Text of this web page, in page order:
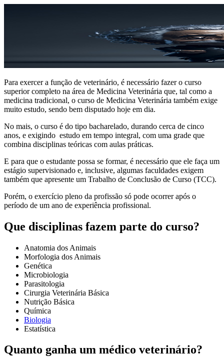
Para exercer a função de veterinário, é necessário fazer o curso
superior completo na área de Medicina Veterinária que, tal como a
medicina tradicional, o curso de Medicina Veterinária também exige
muito estudo, sendo bem disputado hoje em dia.
No mais, o curso é do tipo bacharelado, durando cerca de cinco
anos, e exigindo estudo em tempo integral, com uma grade que
combina disciplinas teóricas com aulas práticas.
E para que o estudante possa se formar, é necessário que ele faça um
estágio supervisionado e, inclusive, algumas faculdades exigem
também que apresente um Trabalho de Conclusão de Curso (TCC).
Porém, o exercício pleno da profissão só pode ocorrer após o
período de um ano de experiência profissional.
Que disciplinas fazem parte do curso?
Anatomia dos Animais
Morfologia dos Animais
Genética
Microbiologia
Parasitologia
Cirurgia Veterinária Básica
Nutrição Básica
Química
Biologia
Estatística
Quanto ganha um médico veterinário?